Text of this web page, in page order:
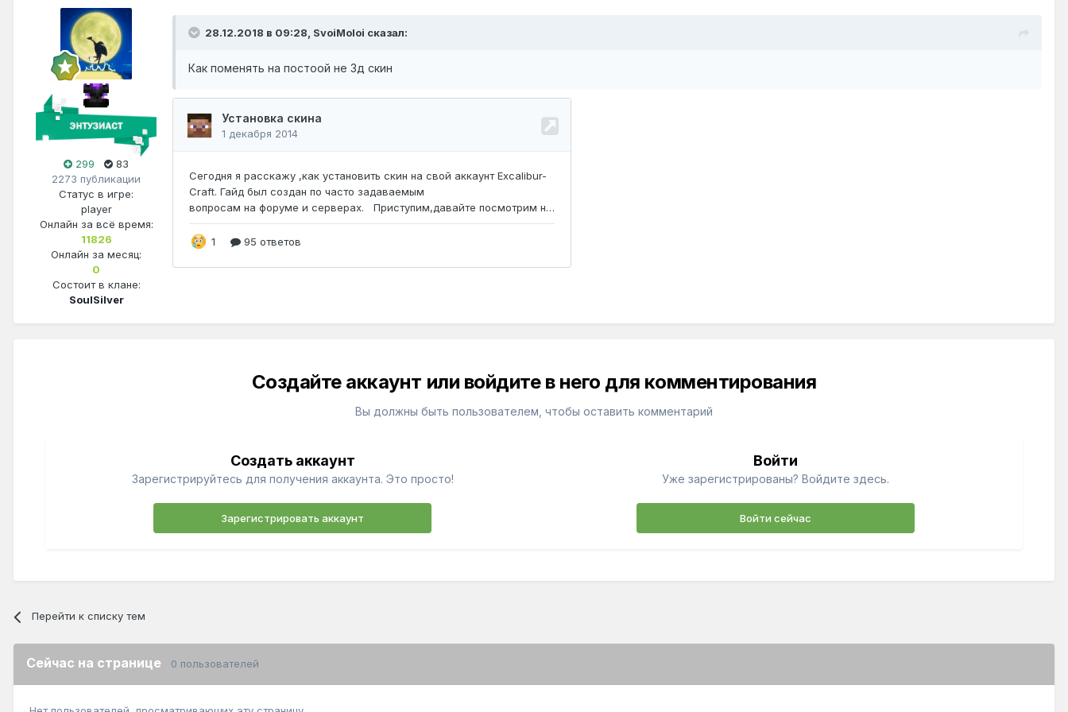
299
83
2273 публикации
Статус в игре:
player
Онлайн за всё время:
11826
Онлайн за месяц:
0
Состоит в клане:
SoulSilver
28.12.2018 в 09:28, SvoiMoloi сказал:
Как поменять на постоой не 3д скин
Создайте аккаунт или войдите в него для комментирования
Вы должны быть пользователем, чтобы оставить комментарий
Создать аккаунт
Зарегистрируйтесь для получения аккаунта. Это просто!
Зарегистрировать аккаунт
Войти
Уже зарегистрированы? Войдите здесь.
Войти сейчас
Перейти к списку тем
Сейчас на странице 0 пользователей